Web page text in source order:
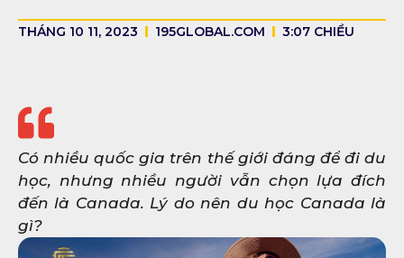
THÁNG 10 11, 2023 195GLOBAL.COM 3:07 CHIỀU
Có nhiều quốc gia trên thế giới đáng để đi du
học, nhưng nhiều người vẫn chọn lựa đích
đến là Canada. Lý do nên du học Canada là
gì?